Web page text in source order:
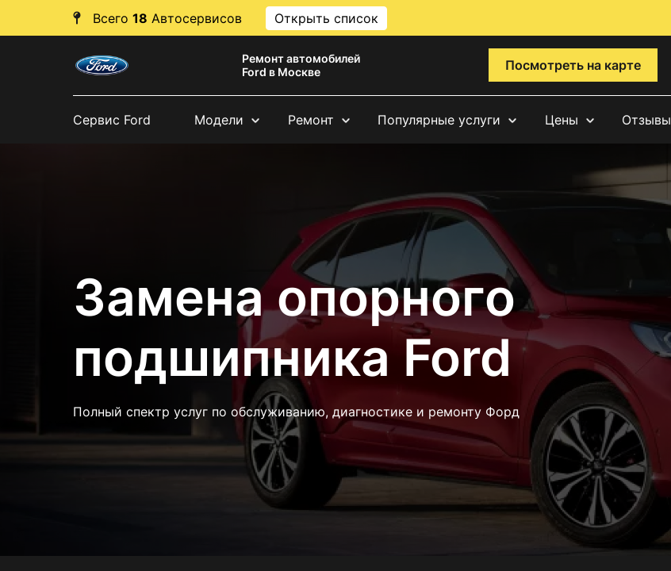
Всего 18 Автосервисов Открыть список
Ремонт автомобилей
Ford в Москве
Посмотреть на карте
Сервис Ford Модели Ремонт Популярные услуги Цены Отзывы
Замена опорного
подшипника Ford
Полный спектр услуг по обслуживанию, диагностике и ремонту Форд